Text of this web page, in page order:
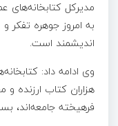
مدیرکل کتابخانه‌های
به امروز جوهره تفکر
اندیشمند است.
وی ادامه داد:
هزاران کتاب ارزنده
فرهیخته جامعه‌اند،